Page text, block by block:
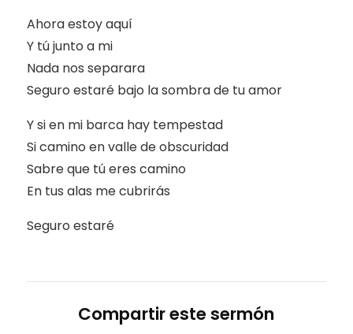
Ahora estoy aquí
Y tú junto a mi
Nada nos separara
Seguro estaré bajo la sombra de tu amor
Y si en mi barca hay tempestad
Si camino en valle de obscuridad
Sabre que tú eres camino
En tus alas me cubrirás
Seguro estaré
Compartir este sermón